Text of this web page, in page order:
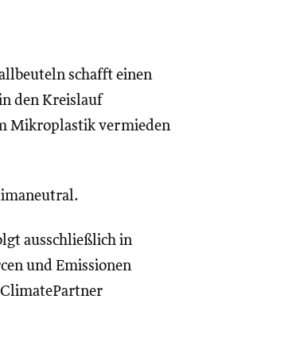
schafft einen
den Kreislauf
Mikroplastik vermieden
ausschließlich in
und Emissionen